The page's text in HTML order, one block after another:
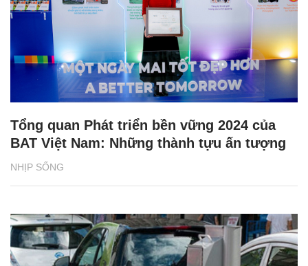
NHỊP SỐNG
Tổng quan Phát triển bền vững 2024 của
BAT Việt Nam: Những thành tựu ấn tượng